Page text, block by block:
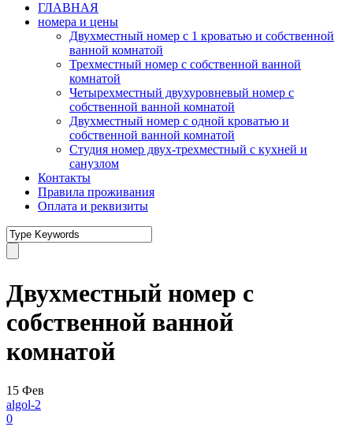
ГЛАВНАЯ
номера и цены
Двухместный номер с 1 кроватью и собственной
ванной комнатой
Трехместный номер с собственной ванной
комнатой
Четырехместный двухуровневый номер с
собственной ванной комнатой
Двухместный номер с одной кроватью и
собственной ванной комнатой
Студия номер двух-трехместный с кухней и
санузлом
Контакты
Правила проживания
Оплата и реквизиты
Двухместный номер с
собственной ванной
комнатой
15 Фев
algol-2
0